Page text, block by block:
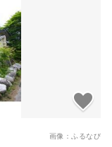
画像：ふるなび